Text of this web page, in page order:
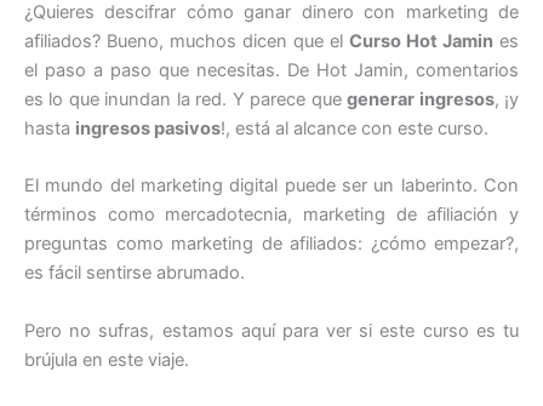
¿Quieres descifrar cómo ganar dinero con marketing de
afiliados? Bueno, muchos dicen que el Curso Hot Jamin es
el paso a paso que necesitas. De Hot Jamin, comentarios
es lo que inundan la red. Y parece quegenerar ingresos, ¡y
hasta ingresos pasivos!, está al alcance con este curso.
El mundo del marketing digital puede ser un laberinto. Con
términos como mercadotecnia, marketing de afiliación y
preguntas como marketing de afiliados: ¿cómo empezar?,
es fácil sentirse abrumado.
Pero no sufras, estamos aquí para ver si este curso es tu
brújula en este viaje.